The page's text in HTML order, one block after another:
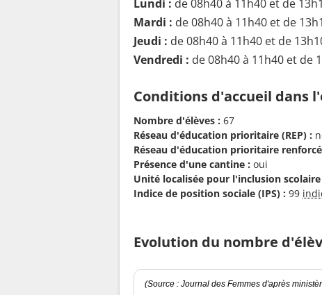
Lundi : de 08h40 à 11h40 et de
Mardi : de 08h40 à 11h40 et de
Jeudi : de 08h40 à 11h40 et de
Vendredi : de 08h40 à 11h40 et de
Conditions d'accueil dans
Nombre d'élèves : 67
Réseau d'éducation prioritaire (REP) :
Réseau d'éducation prioritaire renforcé
Présence d'une cantine : oui
Unité localisée pour l'inclusion scolaire
Indice de position sociale (IPS) : 99
Evolution du nombre
(Source : Journal des Femmes d'après